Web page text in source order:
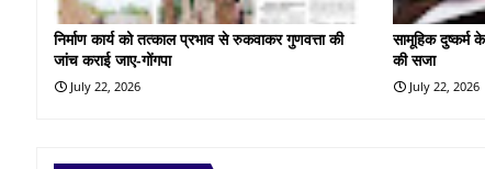
निर्माण कार्य को तत्काल प्रभाव से रुकवाकर गुणवत्ता की
जांच कराई जाए-गोंगपा
July 22, 2026
सामूहिक दुष्कर्म
की सजा
July 22, 2026